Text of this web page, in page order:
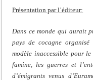
Présentation par l’éditeur:
Dans ce monde qui aurait
pays de cocagne
modèle inaccessible pour
famine, les guerres et
d’émigrants venus